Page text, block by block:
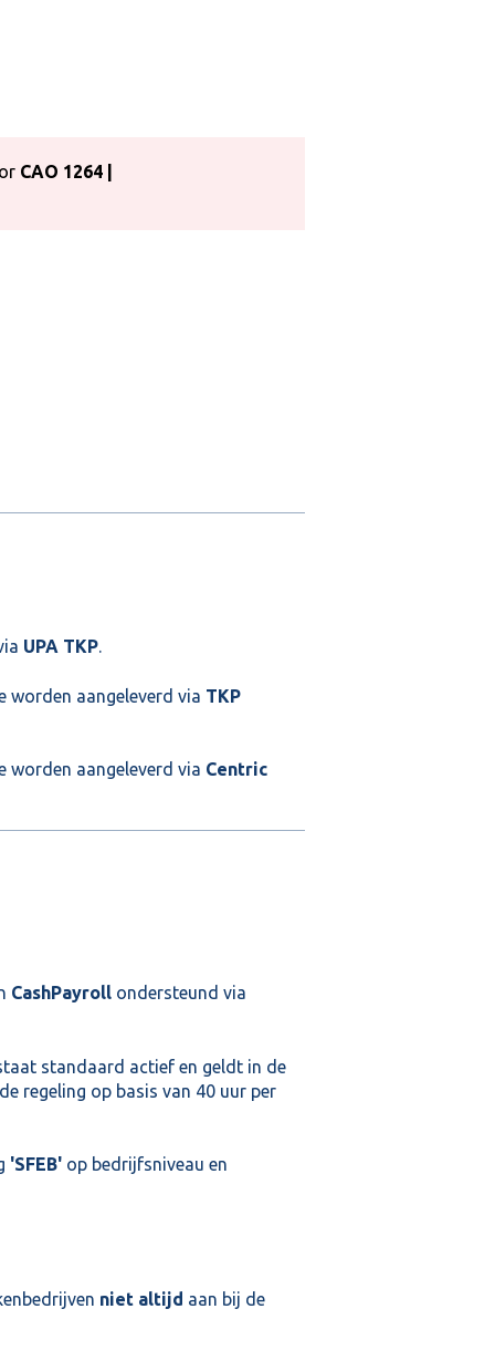
CAO 1264 |
UPA TKP.
worden aangeleverd via TKP
worden aangeleverd via Centric
CashPayrollondersteund via
standaard actief en geldt in de
regeling op basis van 40 uur per
'SFEB'op bedrijfsniveau en
niet altijd aan bij de